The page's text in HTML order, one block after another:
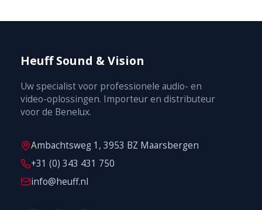
Heuff Sound & Vision
Uw specialist voor professionele audio- en
video-oplossingen. Importeur en distributeur
voor de Benelux.
Ambachtsweg 1, 3953 BZ Maarsbergen
+31 (0) 343 431 750
info@heuff.nl